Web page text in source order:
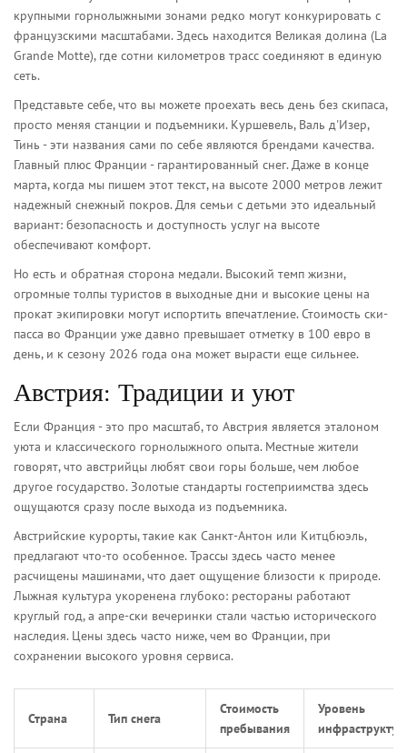
крупными горнолыжными зонами редко могут конкурировать с
французскими масштабами. Здесь находится Великая долина (La
Grande Motte), где сотни километров трасс соединяют в единую
сеть.
Представьте себе, что вы можете проехать весь день без скипаса,
просто меняя станции и подъемники. Куршевель, Валь д'Изер,
Тинь - эти названия сами по себе являются брендами качества.
Главный плюс Франции - гарантированный снег. Даже в конце
марта, когда мы пишем этот текст, на высоте 2000 метров лежит
надежный снежный покров. Для семьи с детьми это идеальный
вариант: безопасность и доступность услуг на высоте
обеспечивают комфорт.
Но есть и обратная сторона медали. Высокий темп жизни,
огромные толпы туристов в выходные дни и высокие цены на
прокат экипировки могут испортить впечатление. Стоимость ски-
пасса во Франции уже давно превышает отметку в 100 евро в
день, и к сезону 2026 года она может вырасти еще сильнее.
Австрия: Традиции и уют
Если Франция - это про масштаб, то Австрия является эталоном
уюта и классического горнолыжного опыта. Местные жители
говорят, что австрийцы любят свои горы больше, чем любое
другое государство. Золотые стандарты гостеприимства здесь
ощущаются сразу после выхода из подъемника.
Австрийские курорты, такие как Санкт-Антон или Китцбюэль,
предлагают что-то особенное. Трассы здесь часто менее
расчищены машинами, что дает ощущение близости к природе.
Лыжная культура укоренена глубоко: рестораны работают
круглый год, а апре-ски вечеринки стали частью исторического
наследия. Цены здесь часто ниже, чем во Франции, при
сохранении высокого уровня сервиса.
Страна Тип снега
Стоимость
пребывания
Уровень